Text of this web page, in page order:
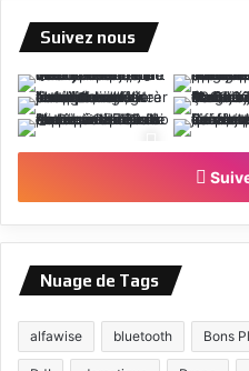
Suivez nous
Nuage de Tags
alfawise bluetooth Bons